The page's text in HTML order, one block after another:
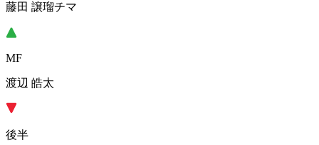
藤田 譲瑠チマ
MF
渡辺 皓太
後半